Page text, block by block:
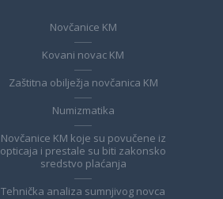
Novčanice KM
Kovani novac KM
Zaštitna obilježja novčanica KM
Numizmatika
Novčanice KM koje su povučene iz
opticaja i prestale su biti zakonsko
sredstvo plaćanja
Tehnička analiza sumnjivog novca